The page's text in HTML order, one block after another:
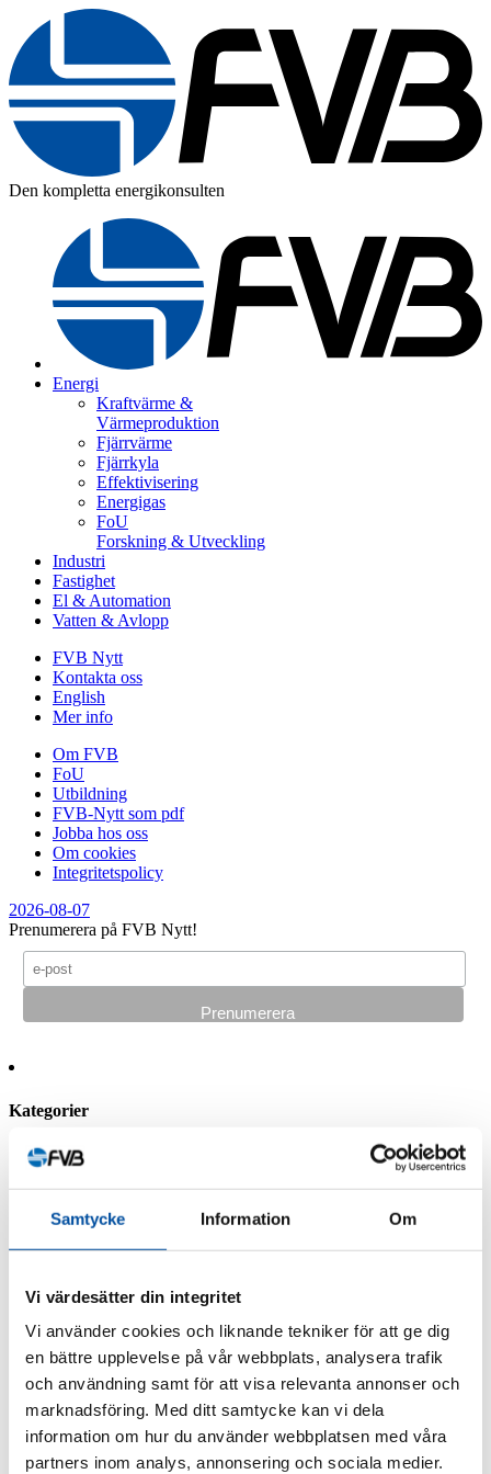
Samtycke Information Om
Vi värdesätter din integritet
Vi använder cookies och liknande tekniker för att ge dig
en bättre upplevelse på vår webbplats, analysera trafik
och användning samt för att visa relevanta annonser och
marknadsföring. Med ditt samtycke kan vi dela
information om hur du använder webbplatsen med våra
partners inom analys, annonsering och sociala medier.
Den kompletta energikonsulten
Energi
Kraftvärme &
Värmeproduktion
Fjärrvärme
Fjärrkyla
Effektivisering
Energigas
FoU
Forskning & Utveckling
Industri
Fastighet
El & Automation
Vatten & Avlopp
FVB Nytt
Kontakta oss
English
Mer info
Om FVB
FoU
Utbildning
FVB-Nytt som pdf
Jobba hos oss
Om cookies
Integritetspolicy
2026-08-07
Prenumerera på FVB Nytt!
Kategorier
FVB-Nytt nr 58
FVB-Nytt nr 57
FVB-Nytt nr 56
FVB-Nytt nr 55
FVB-Nytt nr 54
FVB-Nytt nr 53
FVB-Nytt nr 51
FVB-Nytt nr 49
FVB-Nytt nr 48
FVB-Nytt nr 47
FVB-Nytt nr 46
FVB-Nytt nr 45
FVB-Nytt nr 44
FVB-Nytt nr 42